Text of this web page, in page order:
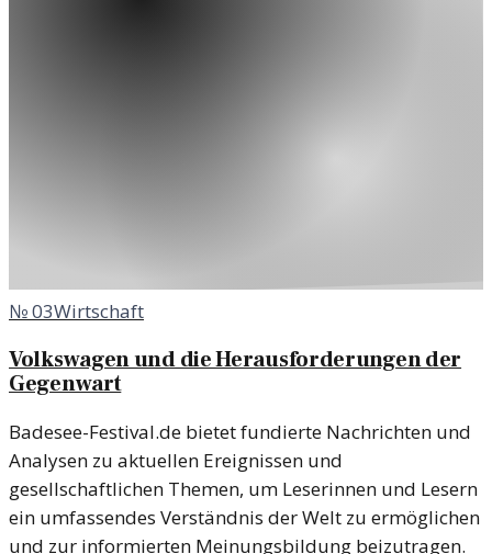
№03Wirtschaft
Volkswagen und die Herausforderungen der
Gegenwart
Badesee-Festival.de bietet fundierte Nachrichten und
Analysen zu aktuellen Ereignissen und
gesellschaftlichen Themen, um Leserinnen und Lesern
ein umfassendes Verständnis der Welt zu ermöglichen
und zur informierten Meinungsbildung beizutragen.